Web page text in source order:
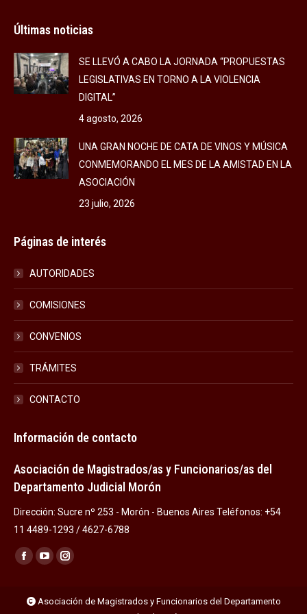
Últimas noticias
SE LLEVÓ A CABO LA JORNADA “PROPUESTAS
LEGISLATIVAS EN TORNO A LA VIOLENCIA
DIGITAL”
4 agosto, 2026
UNA GRAN NOCHE DE CATA DE VINOS Y MÚSICA
CONMEMORANDO EL MES DE LA AMISTAD EN LA
ASOCIACIÓN
23 julio, 2026
Páginas de interés
AUTORIDADES
COMISIONES
CONVENIOS
TRÁMITES
CONTACTO
Información de contacto
Asociación de Magistrados/as y Funcionarios/as del
Departamento Judicial Morón
Dirección: Sucre nº 253 - Morón - Buenos Aires Teléfonos: +54
11 4489-1293 / 4627-6788
Encuéntranos en:
Facebook
opens
YouTube
opens
Instagram
opens
Asociación de Magistrados y Funcionarios del Departamento